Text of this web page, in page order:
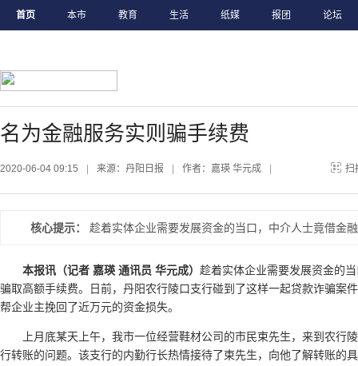
首页 本市 教育 生活 纸媒 报团 论坛
名为金融服务实则骗手续费
2020-06-04 09:15 来源：丹阳日报 作者：嘉瑛 华元成 扫
核心提示： 趁着实体企业需要发展资金的当口，中介人士竟借金
本报讯（记者 嘉瑛 通讯员 华元成） 趁着实体企业需要发展资金的
骗取高额手续费。日前，丹阳农行陵口支行碰到了这样一起贷款诈骗案
帮企业主挽回了近万元的资金损失。
上月底某天上午，我市一位经营鞋材公司的市民束先生，来到农行
行转账的问题。该支行的内勤行长热情接待了束先生，向他了解转账的